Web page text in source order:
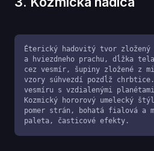
Éterický hadovitý tvor
a hviezdneho prachu, dĺžka
cez vesmír, šupiny zložené z
vzory súhvezdí pozdĺž chrbtice.
vesmíru s vzdialenými
Kozmický hororový umelecký
pomer strán, bohatá fialová a
paleta, časticové efekty.